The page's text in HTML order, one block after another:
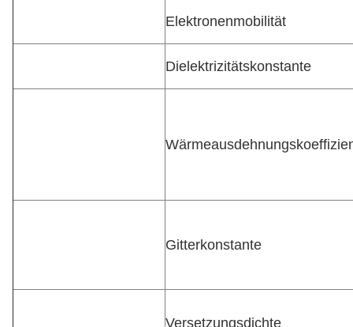
Elektronenmobilität
Dielektrizitätskonstante
Gitterkonstante
Versetzungsdichte